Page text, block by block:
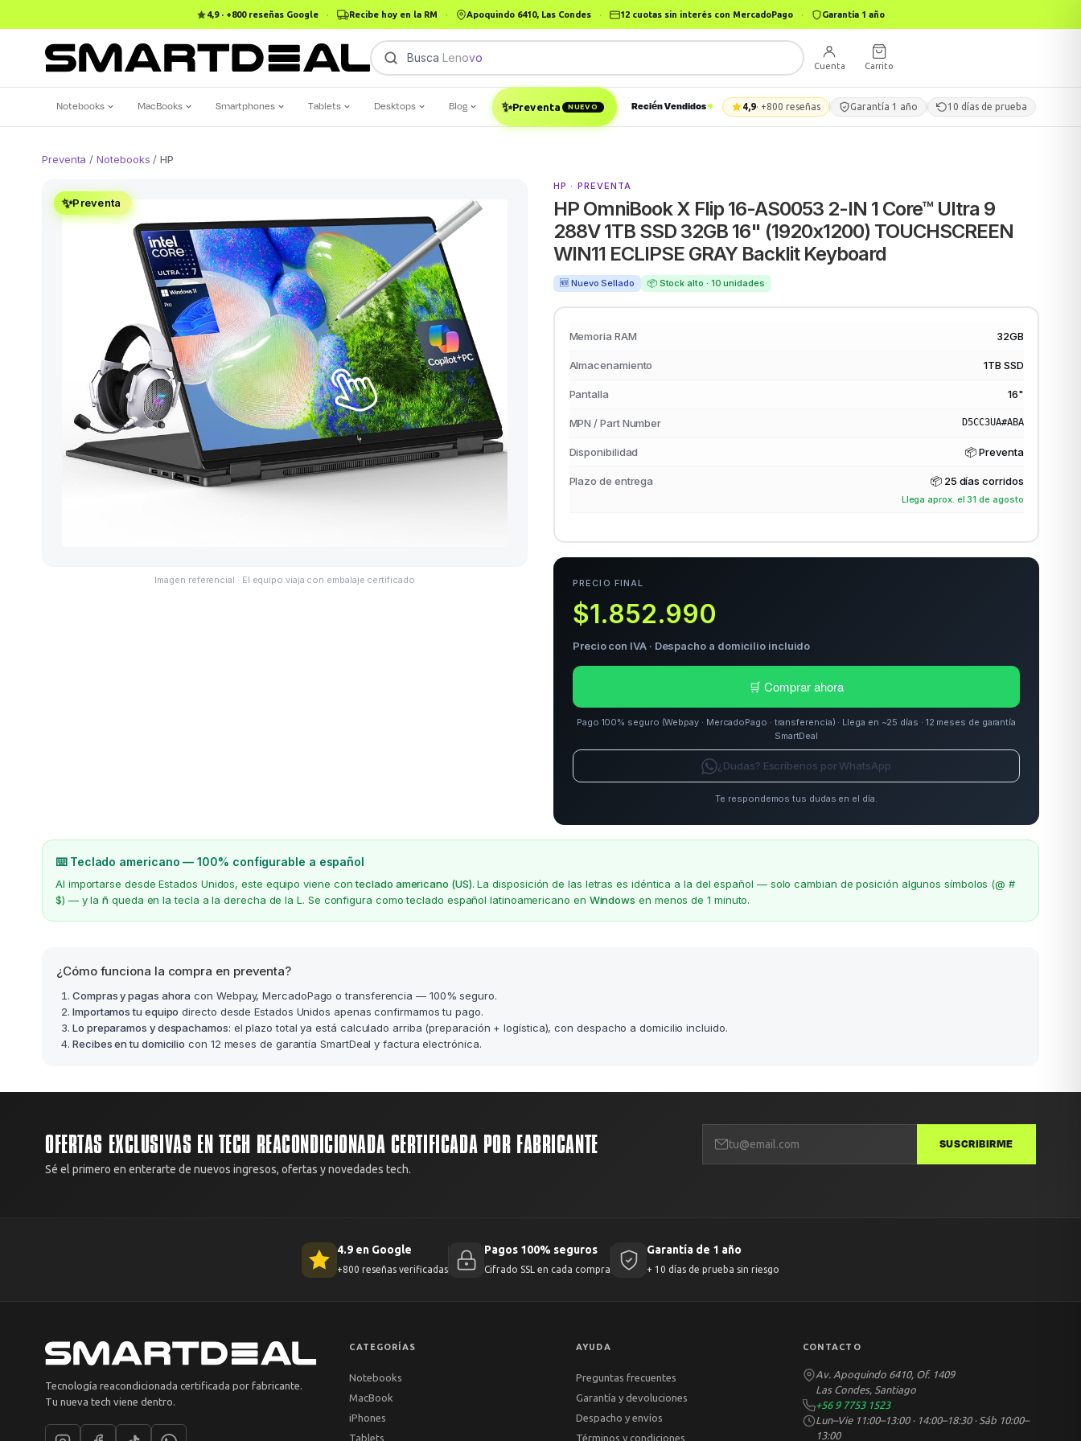
4,9 · +800 reseñas Google · Recibe hoy en la RM · Apoquindo 6410, Las Condes · 12 cuotas sin interés con MercadoPago · Garantía 1 año
Busca Lenovo Think
Cuenta Carrito
Notebooks MacBooks Smartphones Tablets Desktops Blog ✨Preventa NUEVO Recién Vendidos 4,9· +800 reseñas Garantía 1 año 10 días de prueba
Preventa /Notebooks /HP
✨Preventa
Imagen referencial · El equipo viaja con embalaje certificado
HP · PREVENTA
HP OmniBook X Flip 16-AS0053 2-IN 1 Core™ Ultra 9
288V 1TB SSD 32GB 16" (1920x1200) TOUCHSCREEN
WIN11 ECLIPSE GRAY Backlit Keyboard
🆕 Nuevo Sellado 📦 Stock alto · 10 unidades
Memoria RAM 32GB
Almacenamiento 1TB SSD
Pantalla 16"
MPN / Part Number D5CC3UA#ABA
Disponibilidad 📦 Preventa
Plazo de entrega 📦 25 días corridos
Llega aprox. el 31 de agosto
PRECIO FINAL
$1.852.990
Precio con IVA · Despacho a domicilio incluido
🛒 Comprar ahora
Pago 100% seguro (Webpay · MercadoPago · transferencia) · Llega en ~25 días · 12 meses de garantía
SmartDeal
¿Dudas? Escríbenos por WhatsApp
Te respondemos tus dudas en el día.
⌨️ Teclado americano — 100% configurable a español
Al importarse desde Estados Unidos, este equipo viene conteclado americano (US). La disposición de las letras es idéntica a la del español — solo cambian de posición algunos símbolos (@ #
$) — y lañ queda en la tecla a la derecha de la L. Se configura como teclado español latinoamericano en Windows en menos de 1 minuto.
¿Cómo funciona la compra en preventa?
Compras y pagas ahora con Webpay, MercadoPago o transferencia — 100% seguro.
Importamos tu equipo directo desde Estados Unidos apenas confirmamos tu pago.
Lo preparamos y despachamos: el plazo total ya está calculado arriba (preparación + logística), con despacho a domicilio incluido.
Recibes en tu domicilio con 12 meses de garantía SmartDeal y factura electrónica.
OFERTAS EXCLUSIVAS EN TECH REACONDICIONADA CERTIFICADA POR FABRICANTE
Sé el primero en enterarte de nuevos ingresos, ofertas y novedades tech.
SUSCRIBIRME
4.9 en Google
+800 reseñas verificadas
Pagos 100% seguros
Cifrado SSL en cada compra
Garantía de 1 año
+ 10 días de prueba sin riesgo
Tecnología reacondicionada certificada por fabricante.
Tu nueva tech viene dentro.
CATEGORÍAS
Notebooks
MacBook
iPhones
Tablets
AYUDA
Preguntas frecuentes
Garantía y devoluciones
Despacho y envíos
Términos y condiciones
CONTACTO
Av. Apoquindo 6410, Of. 1409
Las Condes, Santiago
+56 9 7753 1523
Lun–Vie 11:00–13:00 · 14:00–18:30 · Sáb 10:00–
13:00